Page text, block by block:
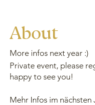
About
More infos next year :)
Private event, please
happy to see you!
Mehr Infos im nächsten